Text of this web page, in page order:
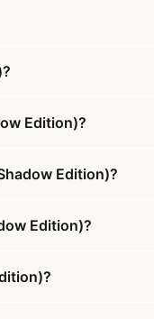
Edition)?
Edition)?
Edition)?